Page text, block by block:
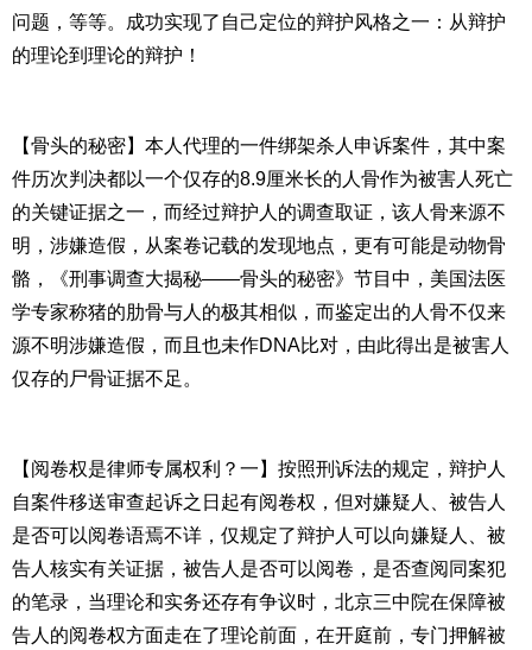
问题，等等。成功实现了自己定位的辩护风格之一：从辩护
的理论到理论的辩护！
【骨头的秘密】本人代理的一件绑架杀人申诉案件，其中案
件历次判决都以一个仅存的8.9厘米长的人骨作为被害人死亡
的关键证据之一，而经过辩护人的调查取证，该人骨来源不
明，涉嫌造假，从案卷记载的发现地点，更有可能是动物骨
骼，《刑事调查大揭秘——骨头的秘密》节目中，美国法医
学专家称猪的肋骨与人的极其相似，而鉴定出的人骨不仅来
源不明涉嫌造假，而且也未作DNA比对，由此得出是被害人
仅存的尸骨证据不足。
【阅卷权是律师专属权利？一】按照刑诉法的规定，辩护人
自案件移送审查起诉之日起有阅卷权，但对嫌疑人、被告人
是否可以阅卷语焉不详，仅规定了辩护人可以向嫌疑人、被
告人核实有关证据，被告人是否可以阅卷，是否查阅同案犯
的笔录，当理论和实务还存有争议时，北京三中院在保障被
告人的阅卷权方面走在了理论前面，在开庭前，专门押解被